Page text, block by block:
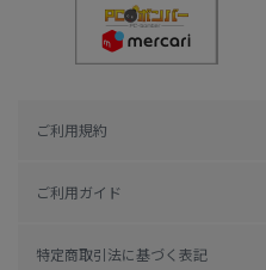
ご利用規約
ご利用ガイド
特定商取引法に基づく表記